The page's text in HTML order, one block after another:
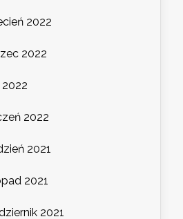
2022
2022
2022
2021
2021
2021